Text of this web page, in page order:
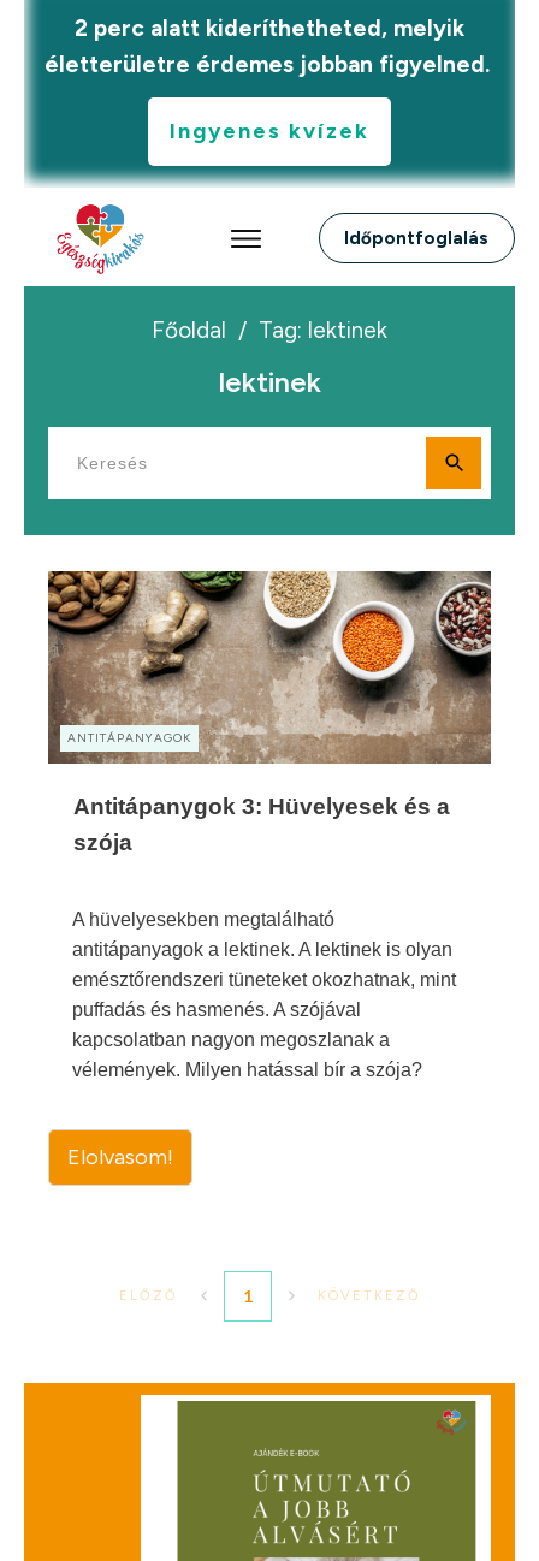
2 perc alatt kideríthetheted, melyik
életterületre érdemes jobban figyelned.
Ingyenes kvízek
Időpontfoglalás
Főoldal / Tag: lektinek
lektinek
ANTITÁPANYAGOK
Antitápanygok 3: Hüvelyesek és a
szója
A hüvelyesekben megtalálható
antitápanyagok a lektinek. A lektinek is olyan
emésztőrendszeri tüneteket okozhatnak, mint
puffadás és hasmenés. A szójával
kapcsolatban nagyon megoszlanak a
vélemények. Milyen hatással bír a szója?
Elolvasom!
ELŐZŐ 1 KÖVETKEZŐ